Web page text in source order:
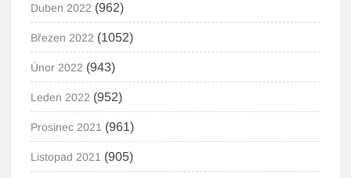
Duben 2022 (962)
Březen 2022 (1052)
Únor 2022 (943)
Leden 2022 (952)
Prosinec 2021 (961)
Listopad 2021 (905)